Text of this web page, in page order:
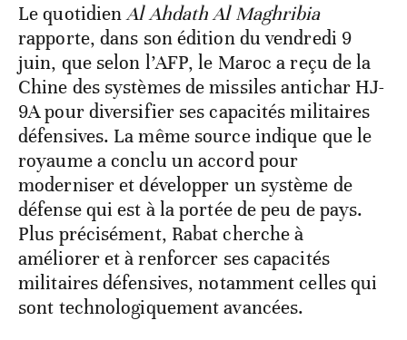
Le quotidienAl Ahdath Al Maghribia
rapporte, dans son édition du vendredi 9
juin, que selon l’AFP, le Maroc a reçu de la
Chine des systèmes de missiles antichar HJ-
9A pour diversifier ses capacités militaires
défensives. La même source indique que le
royaume a conclu un accord pour
moderniser et développer un système de
défense qui est à la portée de peu de pays.
Plus précisément, Rabat cherche à
améliorer et à renforcer ses capacités
militaires défensives, notamment celles qui
sont technologiquement avancées.